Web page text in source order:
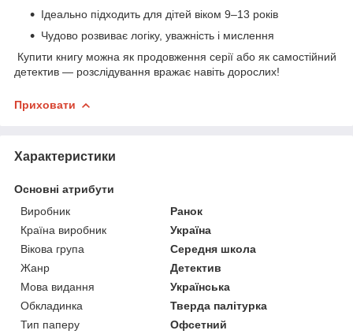
Ідеально підходить для дітей віком 9–13 років
Чудово розвиває логіку, уважність і мислення
Купити книгу можна як продовження серії або як самостійний
детектив — розслідування вражає навіть дорослих!
Приховати
Характеристики
Основні атрибути
Виробник
Ранок
Країна виробник
Україна
Вікова група
Середня школа
Жанр
Детектив
Мова видання
Українська
Обкладинка
Тверда палітурка
Тип паперу
Офсетний